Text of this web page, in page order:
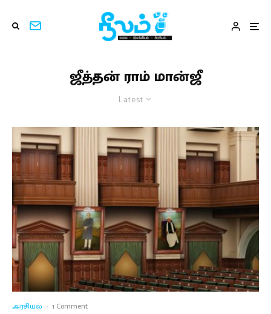
ஜீத்தன் ராம் மான்ஜீ
Latest
அரசியல் · 1 Comment